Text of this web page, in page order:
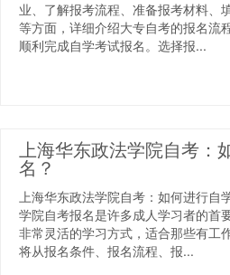
业、了解报考流程、准备报考材料、
等方面，详细介绍大专自考的报名流
顺利完成自学考试报名。选择报...
上海华东政法学院自考：
名？
上海华东政法学院自考：如何进行自
学院自考报名是许多成人学习者的首
非常灵活的学习方式，适合那些有工
将从报名条件、报名流程、报...